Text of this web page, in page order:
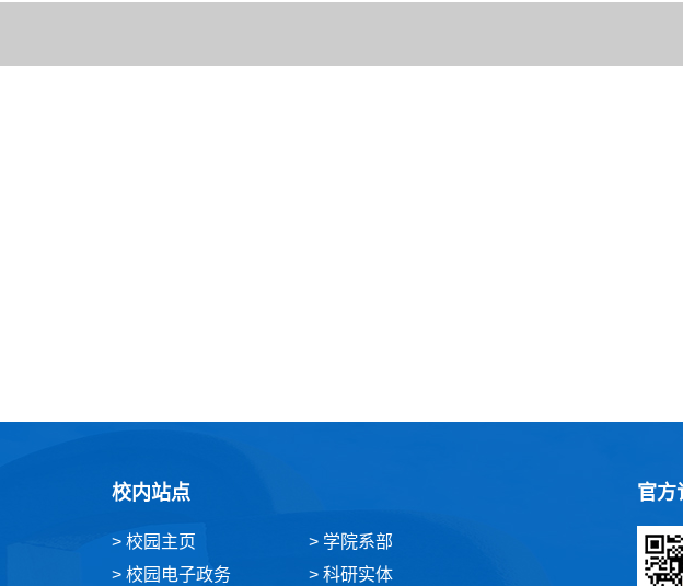
校内站点
> 校园主页
> 学院系部
> 校园电子政务
> 科研实体
官方